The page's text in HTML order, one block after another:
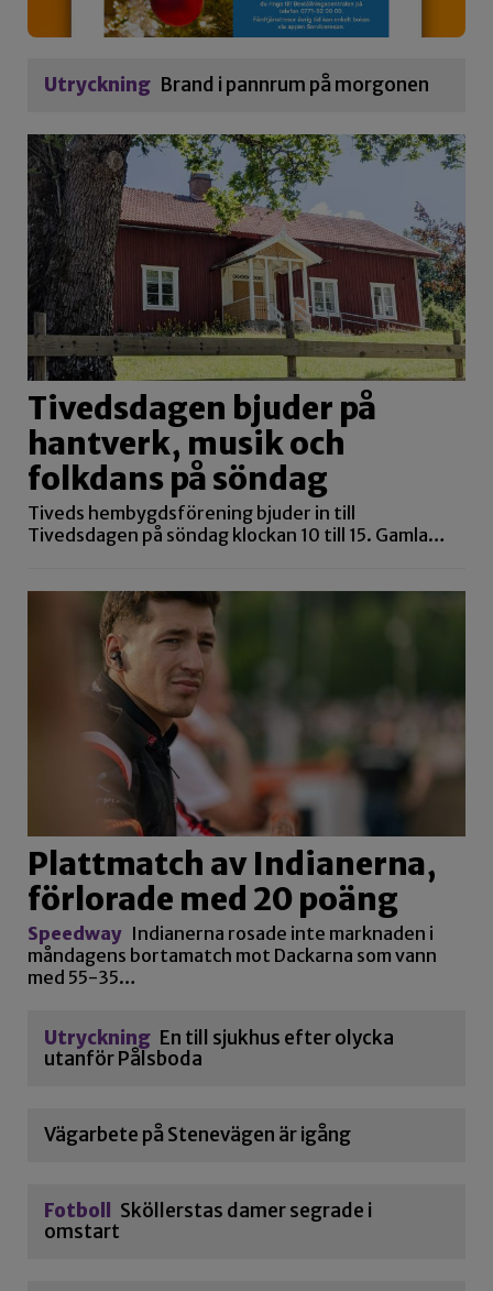
Utryckning Brand i pannrum på morgonen
Tivedsdagen bjuder på
hantverk, musik och
folkdans på söndag
Tiveds hembygdsförening bjuder in till
Tivedsdagen på söndag klockan 10 till 15. Gamla…
Plattmatch av Indianerna,
förlorade med 20 poäng
Speedway Indianerna rosade inte marknaden i
måndagens bortamatch mot Dackarna som vann
med 55-35…
Utryckning En till sjukhus efter olycka
utanför Pålsboda
Vägarbete på Stenevägen är igång
Fotboll Sköllerstas damer segrade i
omstart